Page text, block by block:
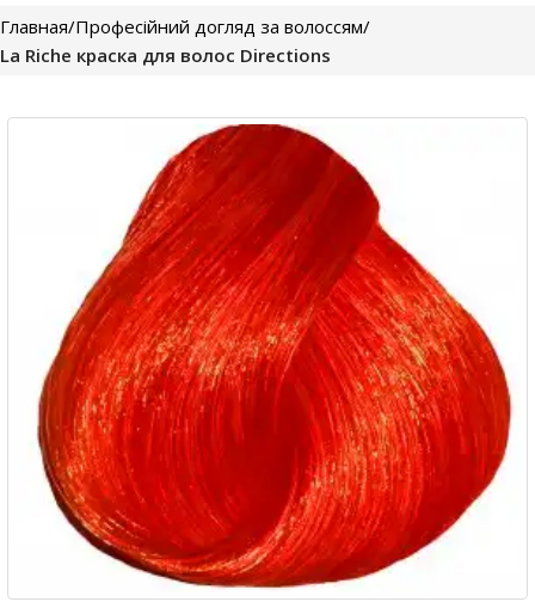
Главная Професійний догляд за волоссям
La Riche краска для волос Directions